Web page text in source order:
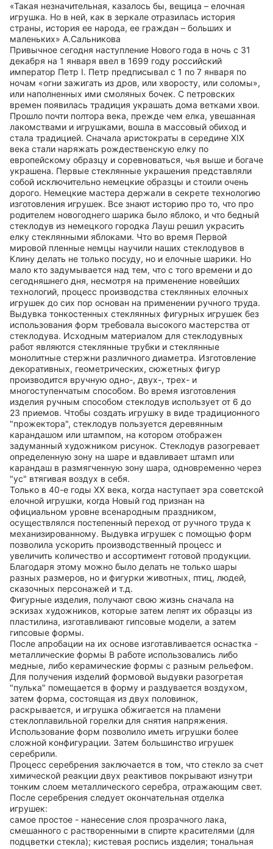
«Такая незначительная, казалось бы, вещица – елочная
игрушка. Но в ней, как в зеркале отразилась история
страны, история ее народа, ее граждан – больших и
маленьких» А.Сальникова
Привычное сегодня наступление Нового года в ночь с 31
декабря на 1 января ввел в 1699 году российский
император Петр I. Петр предписывал с 1 по 7 января по
ночам «огни зажигать из дров, или хворосту, или соломы»,
или наполненных ими смоляных бочек. С петровских
времен появилась традиция украшать дома ветками хвои.
Прошло почти полтора века, прежде чем елка, увешанная
лакомствами и игрушками, вошла в массовый обиход и
стала традицией. Сначала аристократы в середине XIX
века стали наряжать рождественскую елку по
европейскому образцу и соревноваться, чья выше и богаче
украшена. Первые стеклянные украшения представляли
собой исключительно немецкие образцы и стоили очень
дорого. Немецкие мастера держали в секрете технологию
изготовления игрушек. Все знают историю про то, что про
родителем новогоднего шарика было яблоко, и что бедный
стеклодув из немецкого городка Лауш решил украсить
елку стеклянными яблоками. Что во время Первой
мировой пленные немцы научили наших стеклодувов в
Клину делать не только посуду, но и елочные шарики. Но
мало кто задумывается над тем, что с того времени и до
сегодняшнего дня, несмотря на применение новейших
технологий, процесс производства стеклянных елочных
игрушек до сих пор основан на применении ручного труда.
Выдувка тонкостенных стеклянных фигурных игрушек без
использования форм требовала высокого мастерства от
стеклодува. Исходным материалом для стеклодувных
работ являются стеклянные трубки и стеклянные
монолитные стержни различного диаметра. Изготовление
декоративных, геометрических, сюжетных фигур
производится вручную одно-, двух-, трех- и
многоступенчатым способом. Во время изготовления
изделия ручным способом стеклодув использует от 6 до
23 приемов. Чтобы создать игрушку в виде традиционного
"прожектора", стеклодув пользуется деревянным
карандашом или штампом, на котором отображен
задуманный художником рисунок. Стеклодув разогревает
определенную зону на шаре и вдавливает штамп или
карандаш в размягченную зону шара, одновременно через
"ус" втягивая воздух в себя.
Только в 40-е годы ХХ века, когда наступает эра советской
елочной игрушки, когда Новый год признан на
официальном уровне всенародным праздником,
осуществлялся постепенный переход от ручного труда к
механизированному. Выдувка игрушек с помощью форм
позволила ускорить производственный процесс и
увеличить количество и ассортимент готовой продукции.
Благодаря этому можно было делать не только шары
разных размеров, но и фигурки животных, птиц, людей,
сказочных персонажей и т.д.
Фигурные изделия, получают свою жизнь сначала на
эскизах художников, которые затем лепят их образцы из
пластилина, изготавливают гипсовые модели, а затем
гипсовые формы.
После апробации на их основе изготавливается оснастка -
металлические формы В работе использовались либо
медные, либо керамические формы с разным рельефом.
Для получения изделий формовой выдувки разогретая
"пулька" помещается в форму и раздувается воздухом,
затем форма, состоящая из двух половинок,
раскрывается, и игрушка обжигается на пламени
стеклоплавильной горелки для снятия напряжения.
Использование форм позволило иметь игрушки более
сложной конфигурации. Затем большинство игрушек
серебрили.
Процесс серебрения заключается в том, что стекло за счет
химической реакции двух реактивов покрывают изнутри
тонким слоем металлического серебра, отражающим свет.
После серебрения следует окончательная отделка
игрушек:
самое простое - нанесение слоя прозрачного лака,
смешанного с растворенными в спирте красителями (для
подцветки стекла); кистевая роспись изделия; тональная